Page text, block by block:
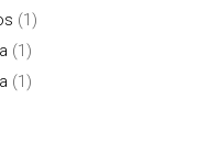
(1)
(1)
(1)